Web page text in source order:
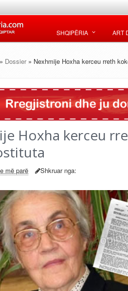
SHQIPËRIA ART
» Dossier » Nexhmije Hoxha kerceu rreth
Hoxha kerceu
më parë Shkruar nga: